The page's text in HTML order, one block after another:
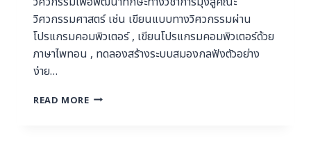
วิศวกรรมศาสตร์ เช่น เขียนแบบทางวิศวกรรมผ่าน
โปรแกรมคอมพิวเตอร์ , เขียนโปรแกรมคอมพิวเตอร์ด้วย
ภาษาไพทอน , ทดลองสร้างระบบสมองกลฟังตัวอย่าง
ง่าย…
READ MORE